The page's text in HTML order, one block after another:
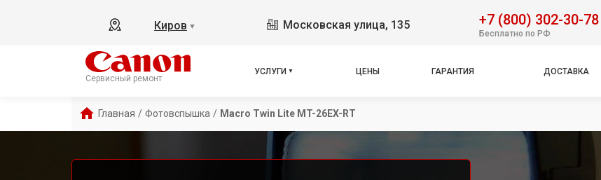
Киров ▼ Московская улица, 135 +7 (800) 302-30-78
Бесплатно по РФ
Сервисный ремонт
УСЛУГИ ЦЕНЫ ГАРАНТИЯ ДОСТАВКА
Главная / Фотовспышка / Macro Twin Lite MT-26EX-RT